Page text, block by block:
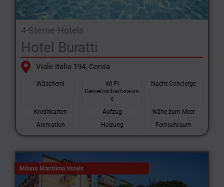
4-Sterne-Hotels
Hotel Buratti
Viale Italia 194, Cervia
Wäscherei
Wi-Fi
Gemeinschaftsräum
e
Nacht-Concierge
Kreditkarten Aufzug
Nähe zum Meer
Animation
Heizung Fernsehraum
Milano Marittima Hotels